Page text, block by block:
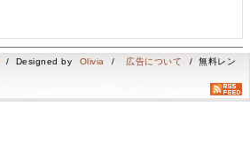
/ Designed by Olivia / 広告について
/ 無料レン